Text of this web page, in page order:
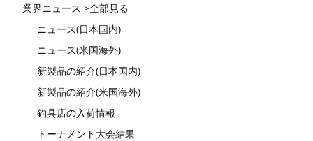
業界ニュース >全部見る
ニュース(日本国内)
ニュース(米国海外)
新製品の紹介(日本国内)
新製品の紹介(米国海外)
釣具店の入荷情報
トーナメント大会結果